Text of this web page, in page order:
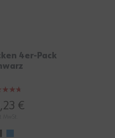
4er-Pack
93% €